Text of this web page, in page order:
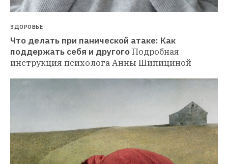
ЗДОРОВЬЕ
Что делать при панической атаке: Как
поддержать себя и другогоПодробная
инструкция психолога Анны Шипициной